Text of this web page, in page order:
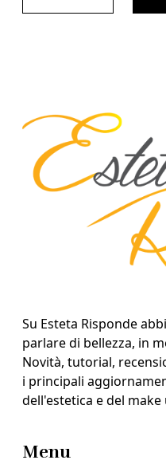
Su Esteta Risponde
parlare di bellezza, in
Novità, tutorial,
i principali
dell'estetica e del make
Menu